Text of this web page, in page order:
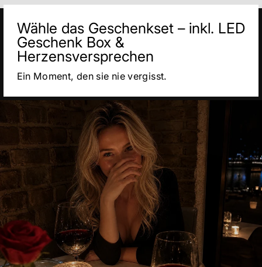
Wähle das Geschenkset – inkl. LED
Geschenk Box &
Herzensversprechen
Ein Moment, den sie nie vergisst.